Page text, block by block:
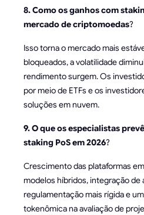
8. Como os ganhos com
mercado de criptomoedas?
Isso torna o mercado mais
bloqueados, a volatilidade
rendimento surgem. Os
por meio de ETFs e os
soluções em nuvem.
9. O que os especialistas
staking PoS em 2026?
Crescimento das plataformas
modelos híbridos, integração de
regulamentação mais rígida e
tokenômica na avaliação de